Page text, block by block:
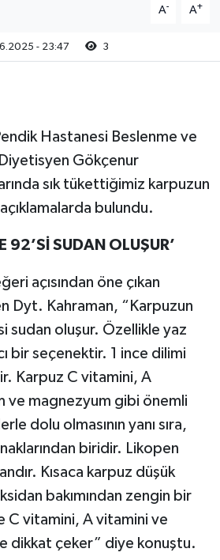
A- A+
- 23:47 3
Hastanesi Beslenme ve
Gökçenur
sık tükettiğimiz karpuzun
bulundu.
92’Sİ SUDAN OLUŞUR’
açısından öne çıkan
Dyt. Kahraman, “Karpuzun
sudan oluşur. Özellikle yaz
bir seçenektir. 1 ince dilimi
Karpuz C vitamini, A
ve magnezyum gibi önemli
dolu olmasının yanı sıra,
biridir. Likopen
Kısaca karpuz düşük
bakımından zengin bir
C vitamini, A vitamini ve
dikkat çeker” diye konuştu.